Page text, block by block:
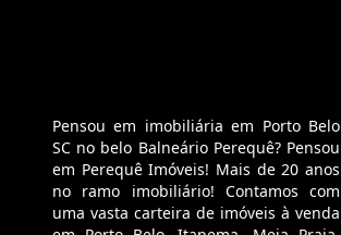
Pensou em imobiliária em Porto Belo
SC no belo Balneário Perequê? Pensou
em Perequê Imóveis! Mais de 20 anos
no ramo imobiliário! Contamos com
uma vasta carteira de imóveis à venda